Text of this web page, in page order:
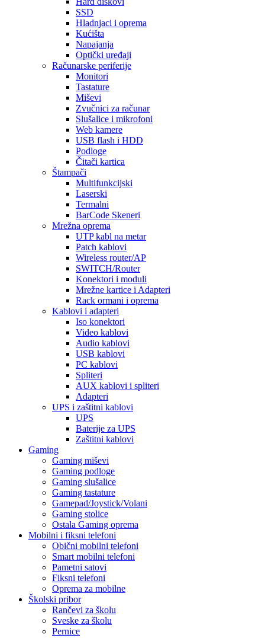
SSD
Hladnjaci i oprema
Kućišta
Napajanja
Optički uređaji
Računarske periferije
Monitori
Tastature
Miševi
Zvučnici za računar
Slušalice i mikrofoni
Web kamere
USB flash i HDD
Podloge
Čitači kartica
Štampači
Multifunkcijski
Laserski
Termalni
BarCode Skeneri
Mrežna oprema
UTP kabl na metar
Patch kablovi
Wireless router/AP
SWITCH/Router
Konektori i moduli
Mrežne kartice i Adapteri
Rack ormani i oprema
Kablovi i adapteri
Iso konektori
Video kablovi
Audio kablovi
USB kablovi
PC kablovi
Spliteri
AUX kablovi i spliteri
Adapteri
UPS i zaštitni kablovi
UPS
Baterije za UPS
Zaštitni kablovi
Gaming
Gaming miševi
Gaming podloge
Gaming slušalice
Gaming tastature
Gamepad/Joystick/Volani
Gaming stolice
Ostala Gaming oprema
Mobilni i fiksni telefoni
Obični mobilni telefoni
Smart mobilni telefoni
Pametni satovi
Fiksni telefoni
Oprema za mobilne
Školski pribor
Rančevi za školu
Sveske za školu
Pernice